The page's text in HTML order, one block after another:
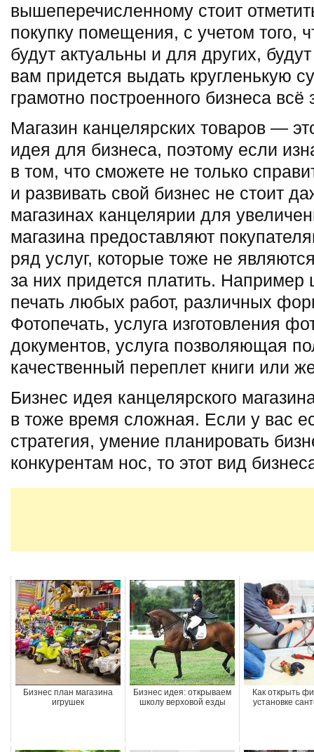
вышеперечисленному стоит
покупку помещения, с учетом того,
будут актуальны и для других,
вам придется выдать кругленькую
грамотно построенного бизнеса всё
Магазин канцелярских товаров —
идея для бизнеса, поэтому если
в том, что сможете не только
и развивать свой бизнес не стоит
магазинах канцелярии для
магазина предоставляют
ряд услуг, которые тоже не
за них придется платить.
печать любых работ, различных
Фотопечать, услуга изготовления
документов, услуга позволяющая
качественный переплет книги или
Бизнес идея канцелярского
в тоже время сложная. Если у вас
стратегия, умение планировать
конкурентам нос, то этот вид
Бизнес план магазина
игрушек
Бизнес идея: открываем
школу верховой езды
Как открыть
установке